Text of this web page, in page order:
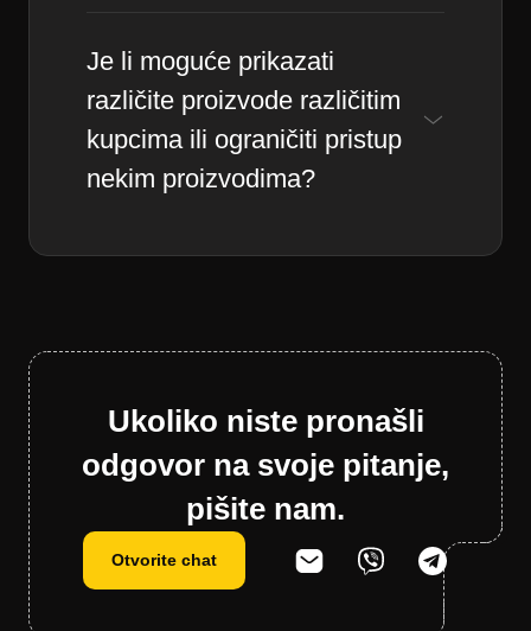
Je li moguće prikazati
različite proizvode različitim
kupcima ili ograničiti pristup
nekim proizvodima?
Ukoliko niste pronašli
odgovor na svoje pitanje,
pišite nam.
Otvorite chat